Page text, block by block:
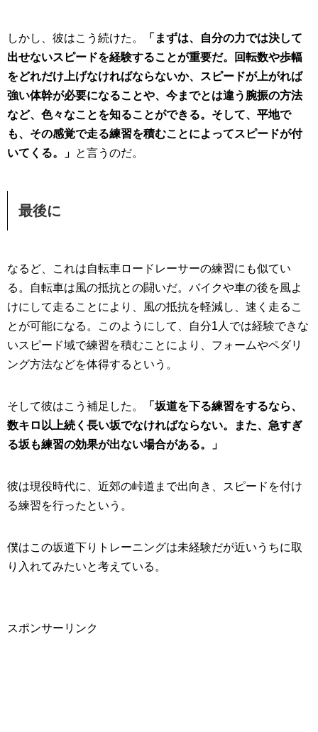
しかし、彼はこう続けた。
「まずは、自分の力では決して
出せないスピードを経験することが重要だ。回転数や歩幅
をどれだけ上げなければならないか、スピードが上がれば
強い体幹が必要になることや、今までとは違う腕振の方法
など、色々なことを知ることができる。そして、平地で
も、その感覚で走る練習を積むことによってスピードが付
いてくる。」 と言うのだ。
最後に
なるど、これは自転車ロードレーサーの練習にも似てい
る。自転車は風の抵抗との闘いだ。バイクや車の後を風よ
けにして走ることにより、風の抵抗を軽減し、速く走るこ
とが可能になる。このようにして、自分1人では経験できな
いスピード域で練習を積むことにより、フォームやペダリ
ング方法などを体得するという。
そして彼はこう補足した。
「坂道を下る練習をするなら、
数キロ以上続く長い坂でなければならない。また、急すぎ
る坂も練習の効果が出ない場合がある。」
彼は現役時代に、近郊の峠道まで出向き、スピードを付け
る練習を行ったという。
僕はこの坂道下りトレーニングは未経験だが近いうちに取
り入れてみたいと考えている。
スポンサーリンク